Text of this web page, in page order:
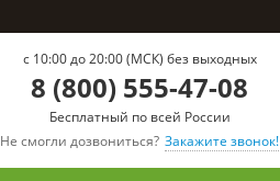
c 10:00 до 20:00 (МСК) без выходных
8 (800) 555-47-08
Бесплатный по всей России
Не смогли дозвониться? Закажите звонок!